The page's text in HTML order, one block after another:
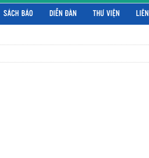
SÁCH BÁO DIỄN ĐÀN THƯ VIỆN